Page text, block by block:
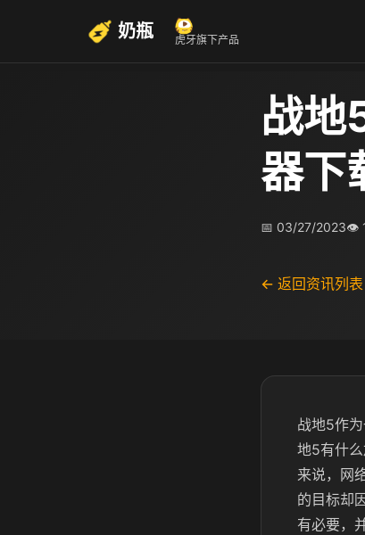
奶瓶 虎牙旗下产品
战地
器下
📅 03/27/2023👁
← 返回资讯列表
战地5作
地5有什
来说，网
的目标却
有必要，